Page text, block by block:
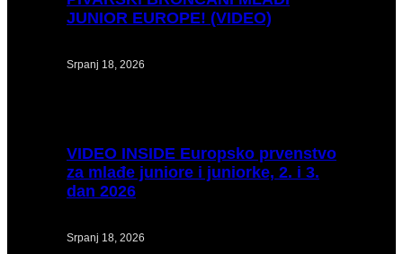
JUNIOR EUROPE! (VIDEO)
Srpanj 18, 2026
VIDEO INSIDE Europsko prvenstvo
za mlađe juniore i juniorke, 2. i 3.
dan 2026
Srpanj 18, 2026